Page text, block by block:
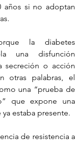
años si no adoptan
la diabetes
una disfunción
secreción o acción
otras palabras, el
una “prueba de
que expone una
estaba presente.
de resistencia a